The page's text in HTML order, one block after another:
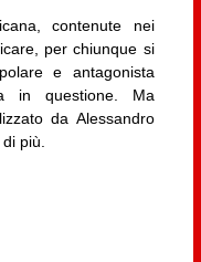
contenute nei
per chiunque si
e antagonista
in questione. Ma
da Alessandro
più.